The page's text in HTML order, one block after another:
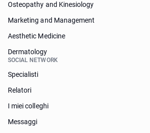
Osteopathy and Kinesiology
Marketing and Management
Aesthetic Medicine
Dermatology
SOCIAL NETWORK
Specialisti
Relatori
I miei colleghi
Messaggi